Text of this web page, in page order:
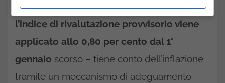
sociali (come l’Assegno Unico), visto che
l’indice di rivalutazione provvisorio viene
applicato allo 0,80 per cento dal 1°
gennaio scorso – tiene conto dell’inflazione
tramite un meccanismo di adeguamento